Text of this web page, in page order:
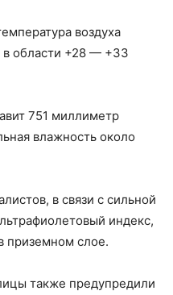
воздуха
области +28 — +33
751 миллиметр
влажность около
в связи с сильной
индекс,
приземном слое.
также предупредили